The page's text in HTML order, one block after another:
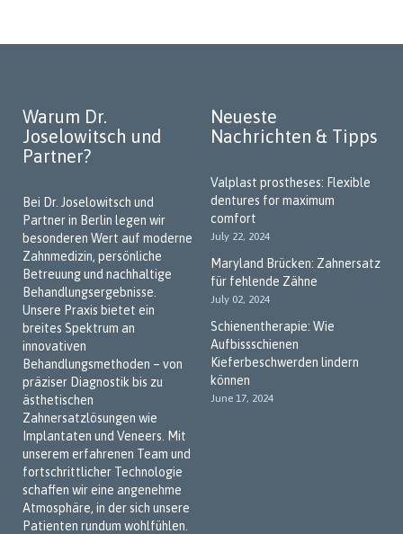
Warum Dr.
Joselowitsch und
Partner?
Bei Dr. Joselowitsch und
Partner in Berlin legen wir
besonderen Wert auf moderne
Zahnmedizin, persönliche
Betreuung und nachhaltige
Behandlungsergebnisse.
Unsere Praxis bietet ein
breites Spektrum an
innovativen
Behandlungsmethoden – von
präziser Diagnostik bis zu
ästhetischen
Zahnersatzlösungen wie
Implantaten und Veneers. Mit
unserem erfahrenen Team und
fortschrittlicher Technologie
schaffen wir eine angenehme
Atmosphäre, in der sich unsere
Patienten rundum wohlfühlen.
Neueste
Nachrichten & Tipps
Valplast prostheses: Flexible
dentures for maximum
comfort
July 22, 2024
Maryland Brücken: Zahnersatz
für fehlende Zähne
July 02, 2024
Schienentherapie: Wie
Aufbissschienen
Kieferbeschwerden lindern
können
June 17, 2024